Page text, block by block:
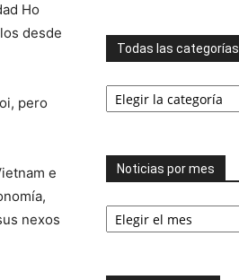
Ho
desde
pero
e
nexos
Todas las categorías
Todas
las
Noticias por mes
Noticias
por